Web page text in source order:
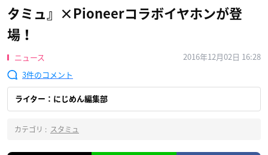
タミュ』×Pioneerコラボイヤホンが登
場！
ニュース
2016年12月02日 16:28
3
ライター：にじめん編集部
カテゴリ : スタミュ